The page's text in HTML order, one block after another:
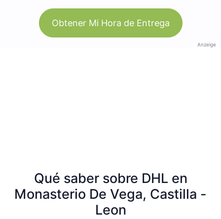
Obtener Mi Hora de Entrega
Anzeige
Qué saber sobre DHL en
Monasterio De Vega, Castilla -
Leon